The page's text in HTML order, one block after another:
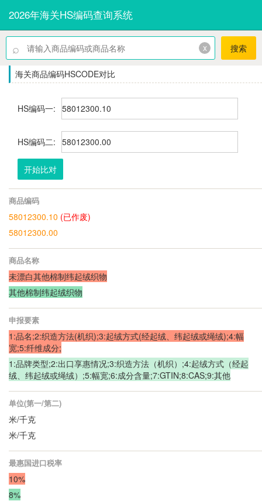
2026年海关HS编码查询系统
⌕ x 搜索
海关商品编码HSCODE对比
HS编码一:
HS编码二:
开始比对
商品编码
58012300.10 (已作废)
58012300.00
商品名称
未漂白其他棉制纬起绒织物
其他棉制纬起绒织物
申报要素
1:品名;2:织造方法(机织);3:起绒方式(经起绒、纬起绒或绳绒);4:幅
宽;5:纤维成分;
1:品牌类型;2:出口享惠情况;3:织造方法（机织）;4:起绒方式（经起
绒、纬起绒或绳绒）;5:幅宽;6:成分含量;7:GTIN;8:CAS;9:其他
单位(第一/第二)
米/千克
米/千克
最惠国进口税率
10%
8%